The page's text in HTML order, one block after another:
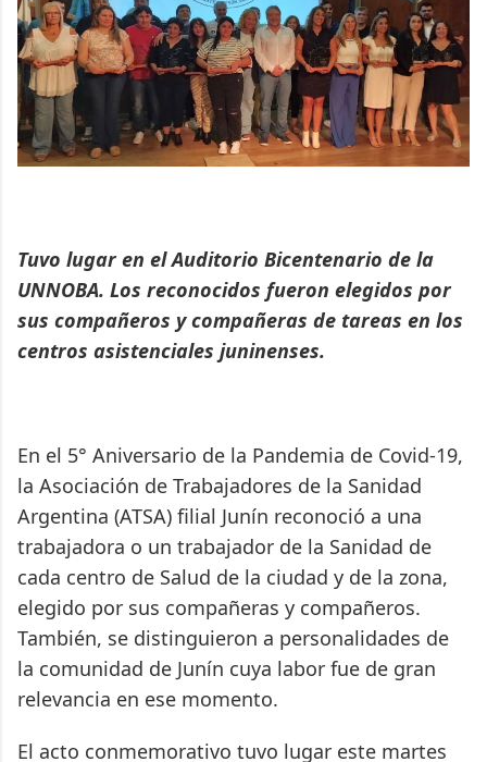
Tuvo lugar en el Auditorio Bicentenario de la
UNNOBA. Los reconocidos fueron elegidos por
sus compañeros y compañeras de tareas en los
centros asistenciales juninenses.
En el 5° Aniversario de la Pandemia de Covid-19,
la Asociación de Trabajadores de la Sanidad
Argentina (ATSA) filial Junín reconoció a una
trabajadora o un trabajador de la Sanidad de
cada centro de Salud de la ciudad y de la zona,
elegido por sus compañeras y compañeros.
También, se distinguieron a personalidades de
la comunidad de Junín cuya labor fue de gran
relevancia en ese momento.
El acto conmemorativo tuvo lugar este martes